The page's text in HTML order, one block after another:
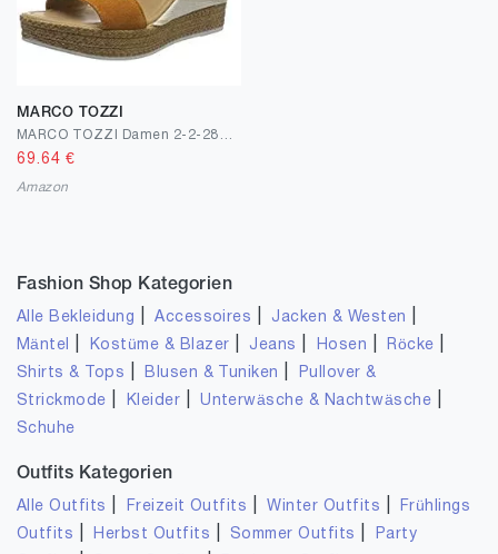
MARCO TOZZI
69.64 €
Amazon
Fashion Shop Kategorien
Alle Bekleidung |Accessoires Jacken & Westen
Mäntel Kostüme & Blazer Jeans Hosen Röcke
Shirts & Tops Blusen & Tuniken
Pullover &
Strickmode
Kleider |Unterwäsche & Nachtwäsche
Schuhe
Outfits Kategorien
Alle Outfits Freizeit Outfits |Winter Outfits
Frühlings
Outfits
Herbst Outfits Sommer Outfits
Party